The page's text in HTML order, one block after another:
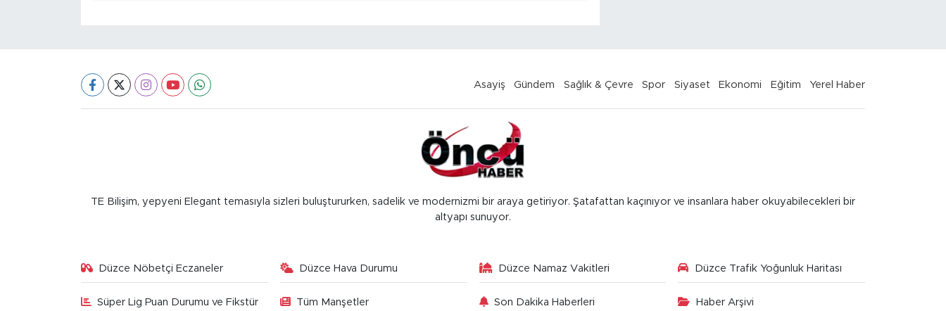
Asayiş Gündem Sağlık & Çevre Spor Siyaset Ekonomi Eğitim Yerel Haber
TE Bilişim, yepyeni Elegant temasıyla sizleri buluştururken, sadelik ve modernizmi bir araya getiriyor. Şatafattan kaçınıyor ve insanlara haber okuyabilecekleri bir
altyapı sunuyor.
Düzce Nöbetçi Eczaneler Düzce Hava Durumu Düzce Namaz Vakitleri Düzce Trafik Yoğunluk Haritası
Süper Lig Puan Durumu ve Fikstür Tüm Manşetler Son Dakika Haberleri Haber Arşivi